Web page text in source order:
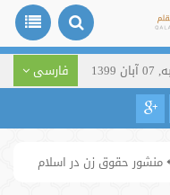
فارسی
منشور حقوق زن در اسلام